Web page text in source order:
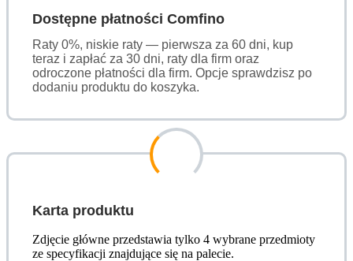
Dostępne płatności Comfino
Raty 0%, niskie raty — pierwsza za 60 dni, kup
teraz i zapłać za 30 dni, raty dla firm oraz
odroczone płatności dla firm. Opcje sprawdzisz po
dodaniu produktu do koszyka.
Karta produktu
Zdjęcie główne przedstawia tylko 4 wybrane przedmioty
ze specyfikacji znajdujące się na palecie.